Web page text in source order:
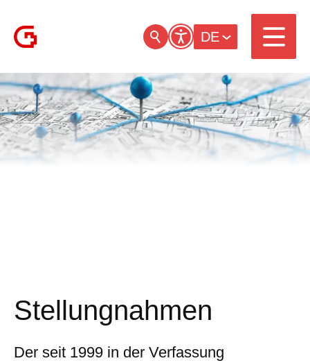
DE
Stellung­nahmen
Der seit 1999 in der Verfassung